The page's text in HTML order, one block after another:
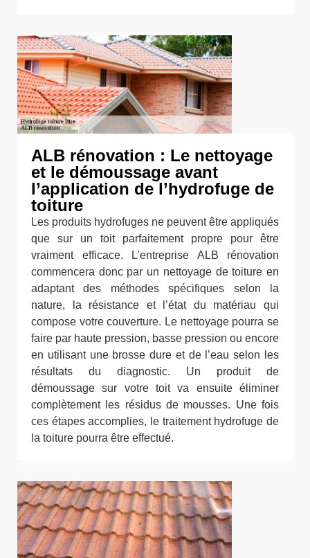
ALB rénovation : Le nettoyage
et le démoussage avant
l’application de l’hydrofuge de
toiture
Les produits hydrofuges ne peuvent être appliqués
que sur un toit parfaitement propre pour être
vraiment efficace. L’entreprise ALB rénovation
commencera donc par un nettoyage de toiture en
adaptant des méthodes spécifiques selon la
nature, la résistance et l’état du matériau qui
compose votre couverture. Le nettoyage pourra se
faire par haute pression, basse pression ou encore
en utilisant une brosse dure et de l’eau selon les
résultats du diagnostic. Un produit de
démoussage sur votre toit va ensuite éliminer
complètement les résidus de mousses. Une fois
ces étapes accomplies, le traitement hydrofuge de
la toiture pourra être effectué.